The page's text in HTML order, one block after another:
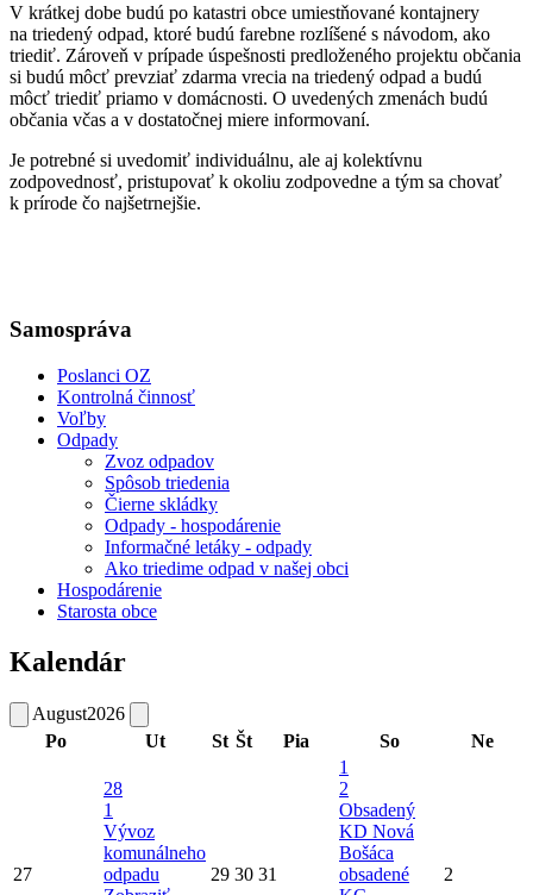
V krátkej dobe budú po katastri obce umiestňované kontajnery
na triedený odpad, ktoré budú farebne rozlíšené s návodom, ako
triediť. Zároveň v prípade úspešnosti predloženého projektu občania
si budú môcť prevziať zdarma vrecia na triedený odpad a budú
môcť triediť priamo v domácnosti. O uvedených zmenách budú
občania včas a v dostatočnej miere informovaní.
Je potrebné si uvedomiť individuálnu, ale aj kolektívnu
zodpovednosť, pristupovať k okoliu zodpovedne a tým sa chovať
k prírode čo najšetrnejšie.
Samospráva
Poslanci OZ
Kontrolná činnosť
Voľby
Odpady
Zvoz odpadov
Spôsob triedenia
Čierne skládky
Odpady - hospodárenie
Informačné letáky - odpady
Ako triedime odpad v našej obci
Hospodárenie
Starosta obce
Kalendár
August2026
Po
Ut St Št Pia So Ne
27
28
1
Vývoz
komunálneho
odpadu
29 30 31
1
2
Obsadený
KD Nová
Bošáca
obsadené
2